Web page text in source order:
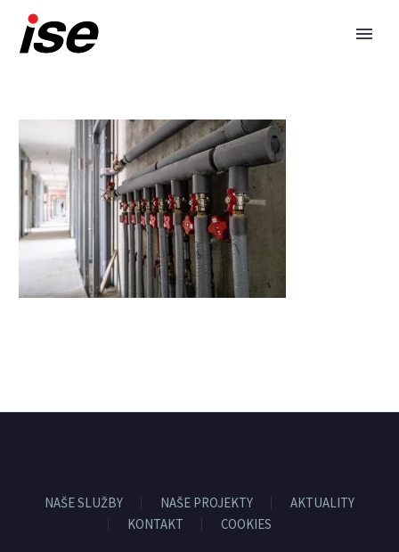
NAŠE SLUŽBY NAŠE PROJEKTY
AKTUALITY
KONTAKT
COOKIES